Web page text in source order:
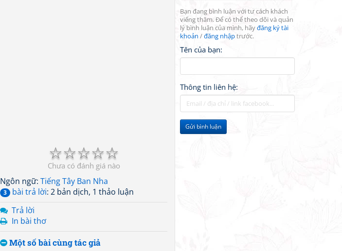
Bạn đang bình luận với tư cách khách
viếng thăm. Để có thể theo dõi và quản
lý bình luận của mình, hãyđăng ký tài
khoản /đăng nhậptrước.
Tên của bạn:
Thông tin liên hệ:
Gửi bình luận
☆
☆
☆
☆
☆
Chưa có đánh giá nào
Ngôn ngữ: Tiếng Tây Ban Nha
3 bài trả lời: 2 bản dịch, 1 thảo luận
Trả lời
In bài thơ
Một số bài cùng tác giả